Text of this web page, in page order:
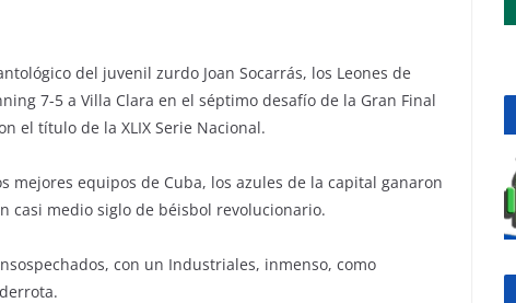
del juvenil zurdo Joan Socarrás, los Leones de
7-5 a Villa Clara en el séptimo desafío de la Gran Final
el título de la XLIX Serie Nacional.
mejores equipos de Cuba, los azules de la capital ganaron
casi medio siglo de béisbol revolucionario.
con un Industriales, inmenso, como